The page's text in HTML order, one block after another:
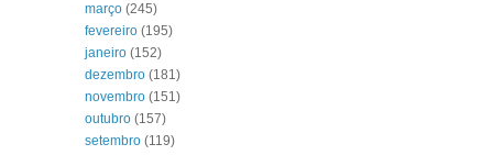
março (245)
fevereiro (195)
janeiro (152)
dezembro (181)
novembro (151)
outubro (157)
setembro (119)